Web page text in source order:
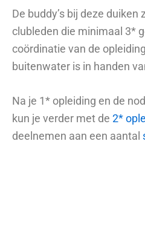
De buddy’s bij deze
clubleden die minimaal 3*
coördinatie van de
buitenwater is in handen
Na je 1* opleiding en de
kun je verder met de 2*
deelnemen aan een aantal